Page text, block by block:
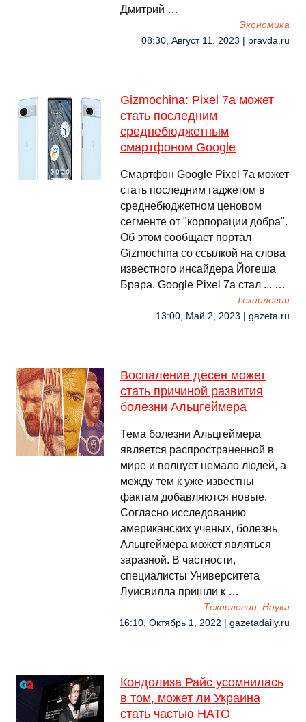
Дмитрий …
Экономика
08:30, Август 11, 2023 | pravda.ru
Gizmochina: Pixel 7a может
стать последним
среднебюджетным
смартфоном Google
Смартфон Google Pixel 7a может
стать последним гаджетом в
среднебюджетном ценовом
сегменте от "корпорации добра".
Об этом сообщает портал
Gizmochina со ссылкой на слова
известного инсайдера Йогеша
Брара. Google Pixel 7a стал ... …
Технологии
13:00, Май 2, 2023 | gazeta.ru
Воспаление десен может
стать причиной развития
болезни Альцгеймера
Тема болезни Альцгеймера
является распространенной в
мире и волнует немало людей, а
между тем к уже известны
фактам добавляются новые.
Согласно исследованию
американских ученых, болезнь
Альцгеймера может являться
заразной. В частности,
специалисты Университета
Луисвилла пришли к …
Технологии, Наука
16:10, Октябрь 1, 2022 | gazetadaily.ru
Кондолиза Райс усомнилась
в том, может ли Украина
стать частью НАТО